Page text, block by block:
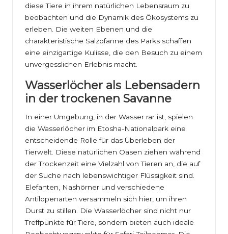
diese Tiere in ihrem natürlichen Lebensraum zu
beobachten und die Dynamik des Ökosystems zu
erleben. Die weiten Ebenen und die
charakteristische Salzpfanne des Parks schaffen
eine einzigartige Kulisse, die den Besuch zu einem
unvergesslichen Erlebnis macht.
Wasserlöcher als Lebensadern
in der trockenen Savanne
In einer Umgebung, in der Wasser rar ist, spielen
die Wasserlöcher im Etosha-Nationalpark eine
entscheidende Rolle für das Überleben der
Tierwelt. Diese natürlichen Oasen ziehen während
der Trockenzeit eine Vielzahl von Tieren an, die auf
der Suche nach lebenswichtiger Flüssigkeit sind.
Elefanten, Nashörner und verschiedene
Antilopenarten versammeln sich hier, um ihren
Durst zu stillen. Die Wasserlöcher sind nicht nur
Treffpunkte für Tiere, sondern bieten auch ideale